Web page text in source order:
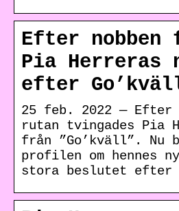
Efter nobben
Pia Herreras
efter
25 feb. 2022 —
rutan tvingades Pia
från ”Go’kväll”. Nu
profilen om hennes
stora beslutet efter